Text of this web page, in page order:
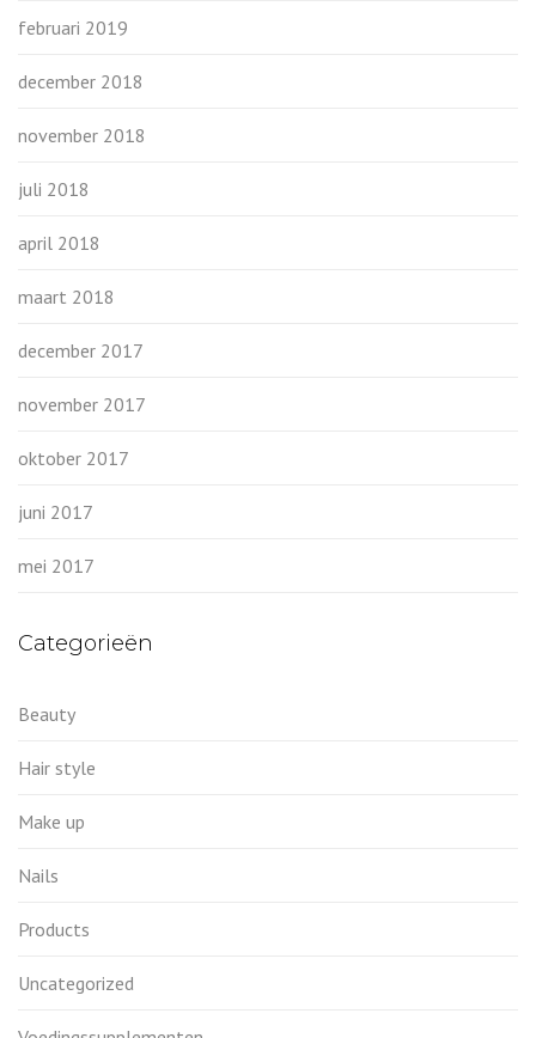
februari 2019
december 2018
november 2018
juli 2018
april 2018
maart 2018
december 2017
november 2017
oktober 2017
juni 2017
mei 2017
Categorieën
Beauty
Hair style
Make up
Nails
Products
Uncategorized